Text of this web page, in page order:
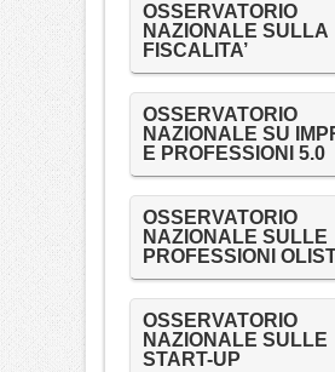
OSSERVATORIO
NAZIONALE SULLA
FISCALITA’
OSSERVATORIO
NAZIONALE SU
E PROFESSIONI 5.0
OSSERVATORIO
NAZIONALE SULLE
PROFESSIONI
OSSERVATORIO
NAZIONALE SULLE
START-UP